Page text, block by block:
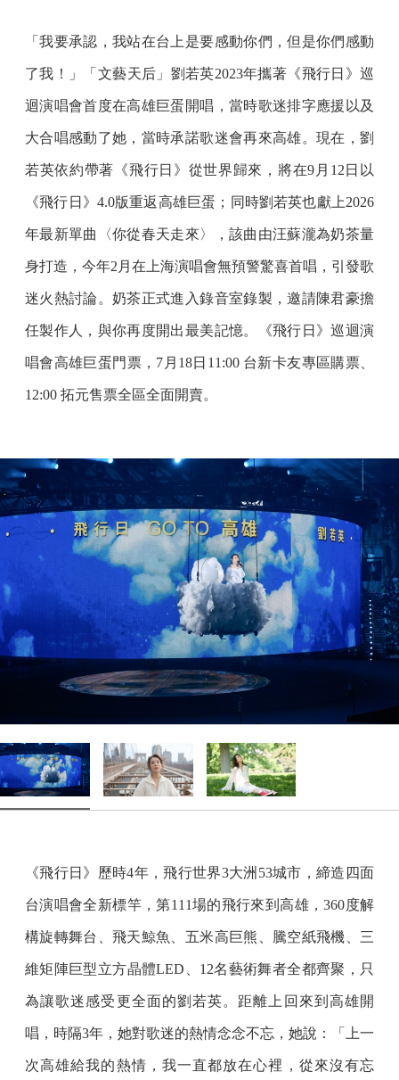
「我要承認，我站在台上是要感動你們，但是你們感動
了我！」「文藝天后」劉若英2023年攜著《飛行日》巡
迴演唱會首度在高雄巨蛋開唱，當時歌迷排字應援以及
大合唱感動了她，當時承諾歌迷會再來高雄。現在，劉
若英依約帶著《飛行日》從世界歸來，將在9月12日以
《飛行日》4.0版重返高雄巨蛋；同時劉若英也獻上2026
年最新單曲〈你從春天走來〉，該曲由汪蘇瀧為奶茶量
身打造，今年2月在上海演唱會無預警驚喜首唱，引發歌
迷火熱討論。奶茶正式進入錄音室錄製，邀請陳君豪擔
任製作人，與你再度開出最美記憶。《飛行日》巡迴演
唱會高雄巨蛋門票，7月18日11:00 台新卡友專區購票、
12:00 拓元售票全區全面開賣。
《飛行日》歷時4年，飛行世界3大洲53城市，締造四面
台演唱會全新標竿，第111場的飛行來到高雄，360度解
構旋轉舞台、飛天鯨魚、五米高巨熊、騰空紙飛機、三
維矩陣巨型立方晶體LED、12名藝術舞者全都齊聚，只
為讓歌迷感受更全面的劉若英。距離上回來到高雄開
唱，時隔3年，她對歌迷的熱情念念不忘，她說：「上一
次高雄給我的熱情，我一直都放在心裡，從來沒有忘